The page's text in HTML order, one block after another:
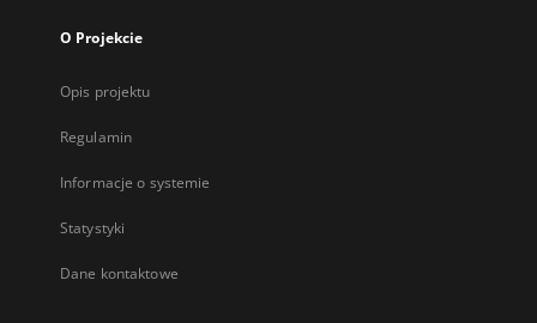
O Projekcie
Opis projektu
Regulamin
Informacje o systemie
Statystyki
Dane kontaktowe